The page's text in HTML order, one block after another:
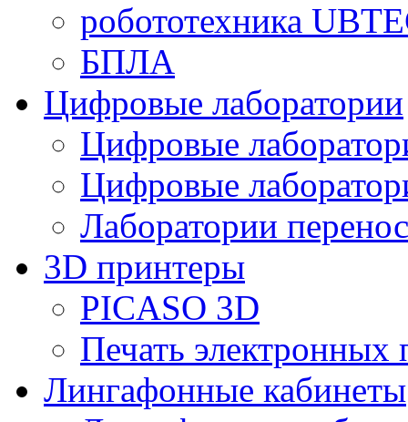
робототехника
БПЛА
Цифровые лаборатории
Цифровые
Цифровые
Лаборатории
3D принтеры
PICASO 3D
Печать электронных
Лингафонные кабинеты